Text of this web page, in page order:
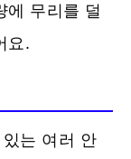
에 무리를 덜
요.
는 여러 안